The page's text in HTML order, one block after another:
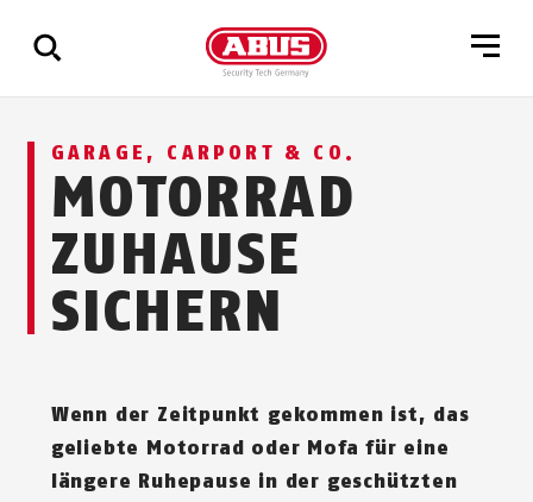
Zeige
Ergebnisse
GARAGE, CARPORT & CO.
MOTORRAD
ZUHAUSE
SICHERN
Wenn der Zeitpunkt gekommen ist, das
geliebte Motorrad oder Mofa für eine
längere Ruhepause in der geschützten